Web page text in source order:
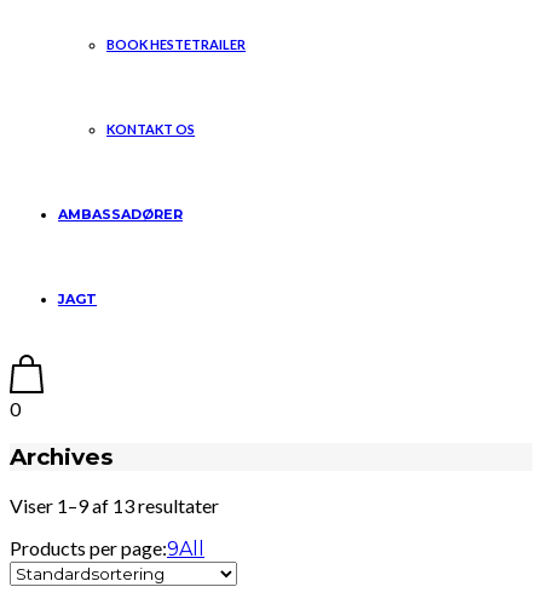
BOOK HESTETRAILER
KONTAKT OS
AMBASSADØRER
JAGT
0
Archives
Viser 1–9 af 13 resultater
Products per page:9All